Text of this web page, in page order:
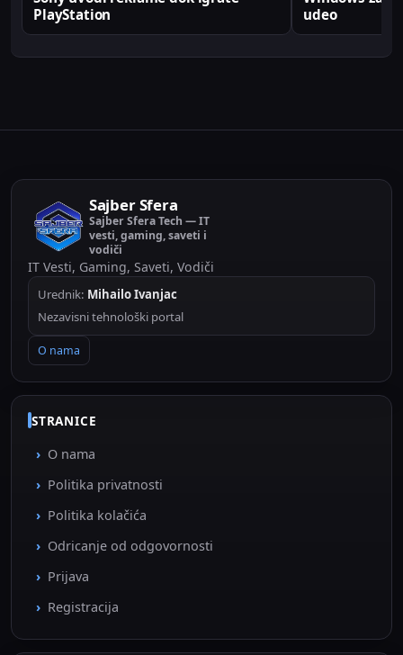
PlayStation
udeo
Sajber Sfera
Sajber Sfera Tech — IT
vesti, gaming, saveti i
vodiči
IT Vesti, Gaming, Saveti, Vodiči
Urednik: Mihailo Ivanjac
Nezavisni tehnološki portal
O nama
STRANICE
O nama
Politika privatnosti
Politika kolačića
Odricanje od odgovornosti
Prijava
Registracija